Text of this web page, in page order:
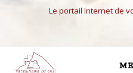
Le portail Internet de